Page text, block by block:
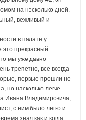
на несколько дней.
вежливый и
в палате у
это прекрасный
мы уже давно
трепетно, все всегда
первые прошли не
но насколько легче
Ивана Владимировича,
с ним было легко и
знал как и когда